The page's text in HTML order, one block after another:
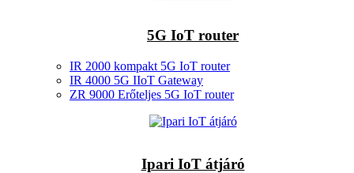
5G IoT router
IR 2000 kompakt 5G IoT router
IR 4000 5G IIoT Gateway
ZR 9000 Erőteljes 5G IoT router
Ipari IoT átjáró